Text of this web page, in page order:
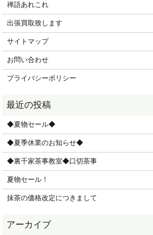
禅語あれこれ
出張買取致します
サイトマップ
お問い合わせ
プライバシーポリシー
◆夏物セール◆
◆夏季休業のお知らせ◆
◆裏千家茶事教室◆口切茶事
夏物セール！
抹茶の価格改定につきまして